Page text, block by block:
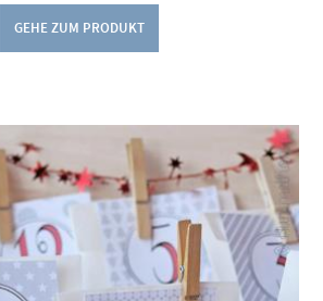
GEHE ZUM PRODUKT